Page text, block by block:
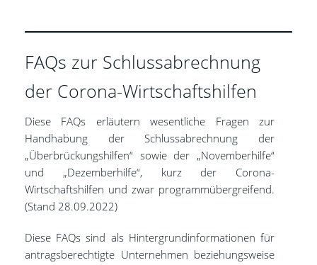
FAQs zur Schlussabrechnung
der Corona-Wirtschaftshilfen
Diese FAQs erläutern wesentliche Fragen zur
Handhabung der Schlussabrechnung der
„Überbrückungshilfen“ sowie der „Novemberhilfe“
und „Dezemberhilfe“, kurz der Corona-
Wirtschaftshilfen und zwar programmübergreifend.
(Stand 28.09.2022)
Diese FAQs sind als Hintergrundinformationen für
antragsberechtigte Unternehmen beziehungsweise